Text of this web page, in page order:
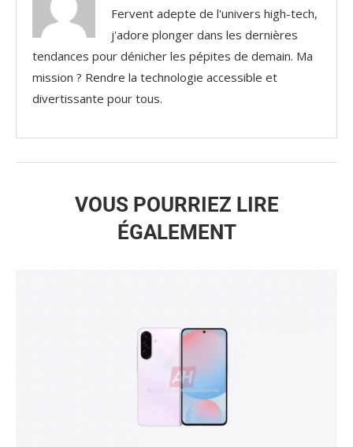
Fervent adepte de l'univers high-tech,
j'adore plonger dans les dernières
tendances pour dénicher les pépites de demain. Ma
mission ? Rendre la technologie accessible et
divertissante pour tous.
VOUS POURRIEZ LIRE
ÉGALEMENT